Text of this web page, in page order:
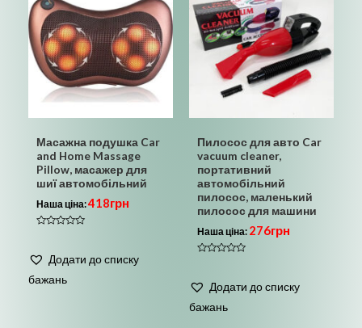
Масажна подушка Car
and Home Massage
Pillow, масажер для
шиї автомобільний
Наша ціна:418грн
з
Додати до списку
бажань
Пилосос для авто Car
vacuum cleaner,
портативний
автомобільний
пилосос, маленький
пилосос для машини
Наша ціна: 276грн
з
Додати до списку
бажань